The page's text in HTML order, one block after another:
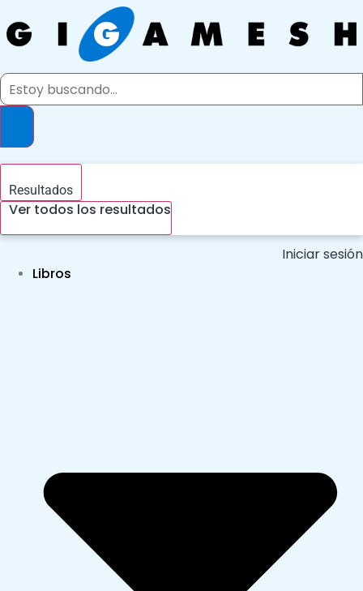
al
contenido
Search
Resultados
Ver todos los resultados
Iniciar sesión
Libros